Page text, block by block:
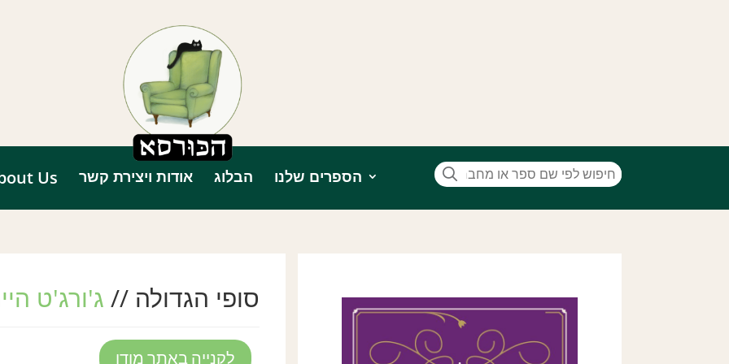
הספרים שלנו הבלוג אודות ויצירת קשר Us
סופי הגדולה // ג'ורג'ט
לקנייה באתר מודן